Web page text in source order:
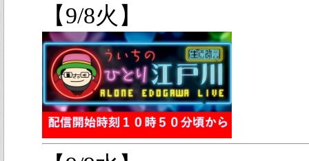
【9/8火】